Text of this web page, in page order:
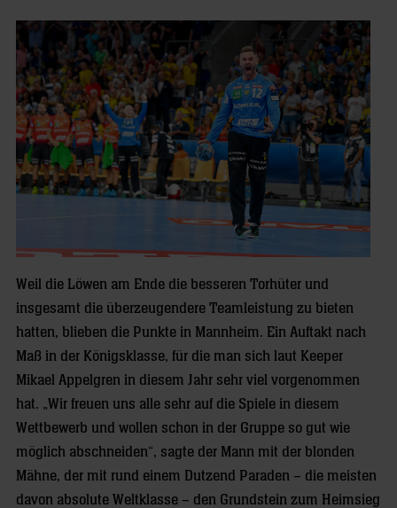
Weil die Löwen am Ende die besseren Torhüter und
insgesamt die überzeugendere Teamleistung zu bieten
hatten, blieben die Punkte in Mannheim. Ein Auftakt nach
Maß in der Königsklasse, für die man sich laut Keeper
Mikael Appelgren in diesem Jahr sehr viel vorgenommen
hat. „Wir freuen uns alle sehr auf die Spiele in diesem
Wettbewerb und wollen schon in der Gruppe so gut wie
möglich abschneiden“, sagte der Mann mit der blonden
Mähne, der mit rund einem Dutzend Paraden – die meisten
davon absolute Weltklasse – den Grundstein zum Heimsieg